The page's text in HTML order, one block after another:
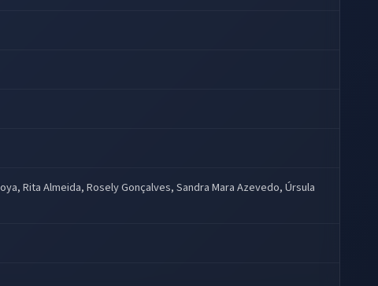
Rita Almeida, Rosely Gonçalves, Sandra Mara Azevedo, Úrsula